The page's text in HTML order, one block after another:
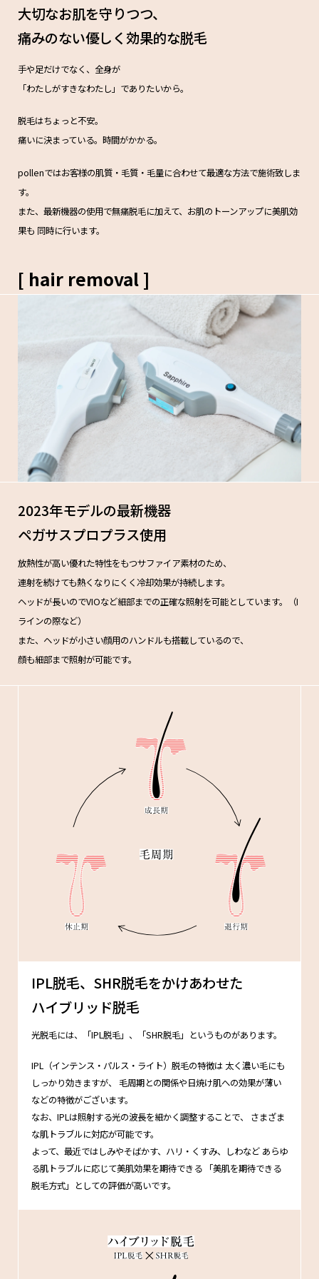
大切なお肌を守りつつ、
痛みのない優しく効果的な脱毛
手や足だけでなく、全身が
「わたしがすきなわたし」でありたいから。
脱毛はちょっと不安。
痛いに決まっている。時間がかかる。
pollenではお客様の肌質・毛質・毛量に合わせて最適な方法で施術致しま
す。
また、最新機器の使用で無痛脱毛に加えて、お肌のトーンアップに美肌効
果も 同時に行います。
[ hair removal ]
2023年モデルの最新機器
ペガサスプロプラス使用
放熱性が高い優れた特性をもつサファイア素材のため、
連射を続けても熱くなりにくく冷却効果が持続します。
ヘッドが長いのでVIOなど細部までの正確な照射を可能としています。（I
ラインの際など）
また、ヘッドが小さい顔用のハンドルも搭載しているので、
顔も細部まで照射が可能です。
IPL脱毛、SHR脱毛をかけあわせた
ハイブリッド脱毛
光脱毛には、「IPL脱毛」、「SHR脱毛」というものがあります。
IPL（インテンス・パルス・ライト）脱毛の特徴は太く濃い毛にも
しっかり効きますが、
毛周期との関係や日焼け肌への効果が薄い
などの特徴がございます。
なお、IPLは照射する光の波長を細かく調整することで、
さまざま
な肌トラブルに対応が可能です。
よって、最近ではしみやそばかす、ハリ・くすみ、しわなどあらゆ
る肌トラブルに応じて美肌効果を期待できる「美肌を期待できる
脱毛方式」としての評価が高いです。